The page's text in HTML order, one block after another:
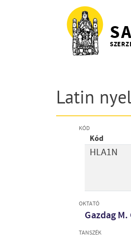
Ugrás a tartalomra
Latin
KÓD
Kód
HLA1N
OKTATÓ
Gazdag
TANSZÉK